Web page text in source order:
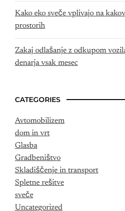
Kako eko sveče vplivajo na
prostorih
Zakaj odlašanje z odkupom
denarja vsak mesec
CATEGORIES
Avtomobilizem
dom in vrt
Glasba
Gradbeništvo
Skladiščenje in transport
Spletne rešitve
sveče
Uncategorized